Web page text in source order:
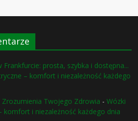
Frankfurcie: prosta, szybka i dostępna...
– komfort i niezależność każdego
Zrozumienia Twojego Zdrowia -Wózki
komfort i niezależność każdego dnia